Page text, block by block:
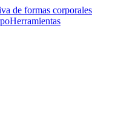
de formas corporales
Herramientas